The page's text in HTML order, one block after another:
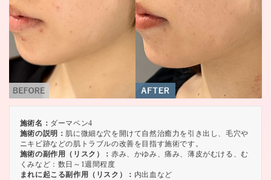
施術名： ダーマペン4
施術の説明： 肌に微細な穴を開けて自然治癒力を引き出し、毛穴や
ニキビ跡などの肌トラブルの改善を目指す施術です。
施術の副作用（リスク）： 赤み、かゆみ、痛み、薄皮がむける、む
くみなど：数日～1週間程度
まれに起こる副作用（リスク）： 内出血など